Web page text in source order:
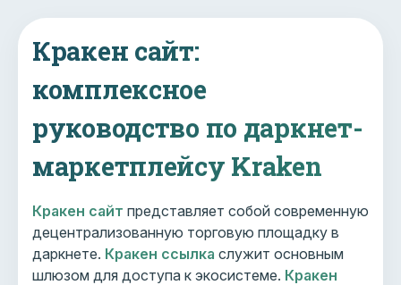
Кракен сайт:
комплексное
руководство по даркнет-
маркетплейсу Kraken
Кракен сайт представляет собой современную
децентрализованную торговую площадку в
даркнете. Кракен ссылка служит основным
шлюзом для доступа к экосистеме. Кракен